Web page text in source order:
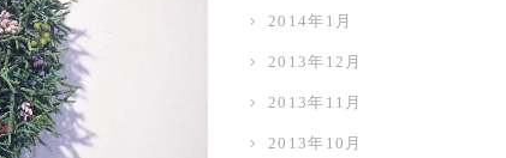
2014年1月
2013年12月
2013年11月
2013年10月